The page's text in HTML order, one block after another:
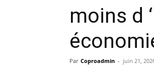
moins d
Par Coproadmin - juin 21,